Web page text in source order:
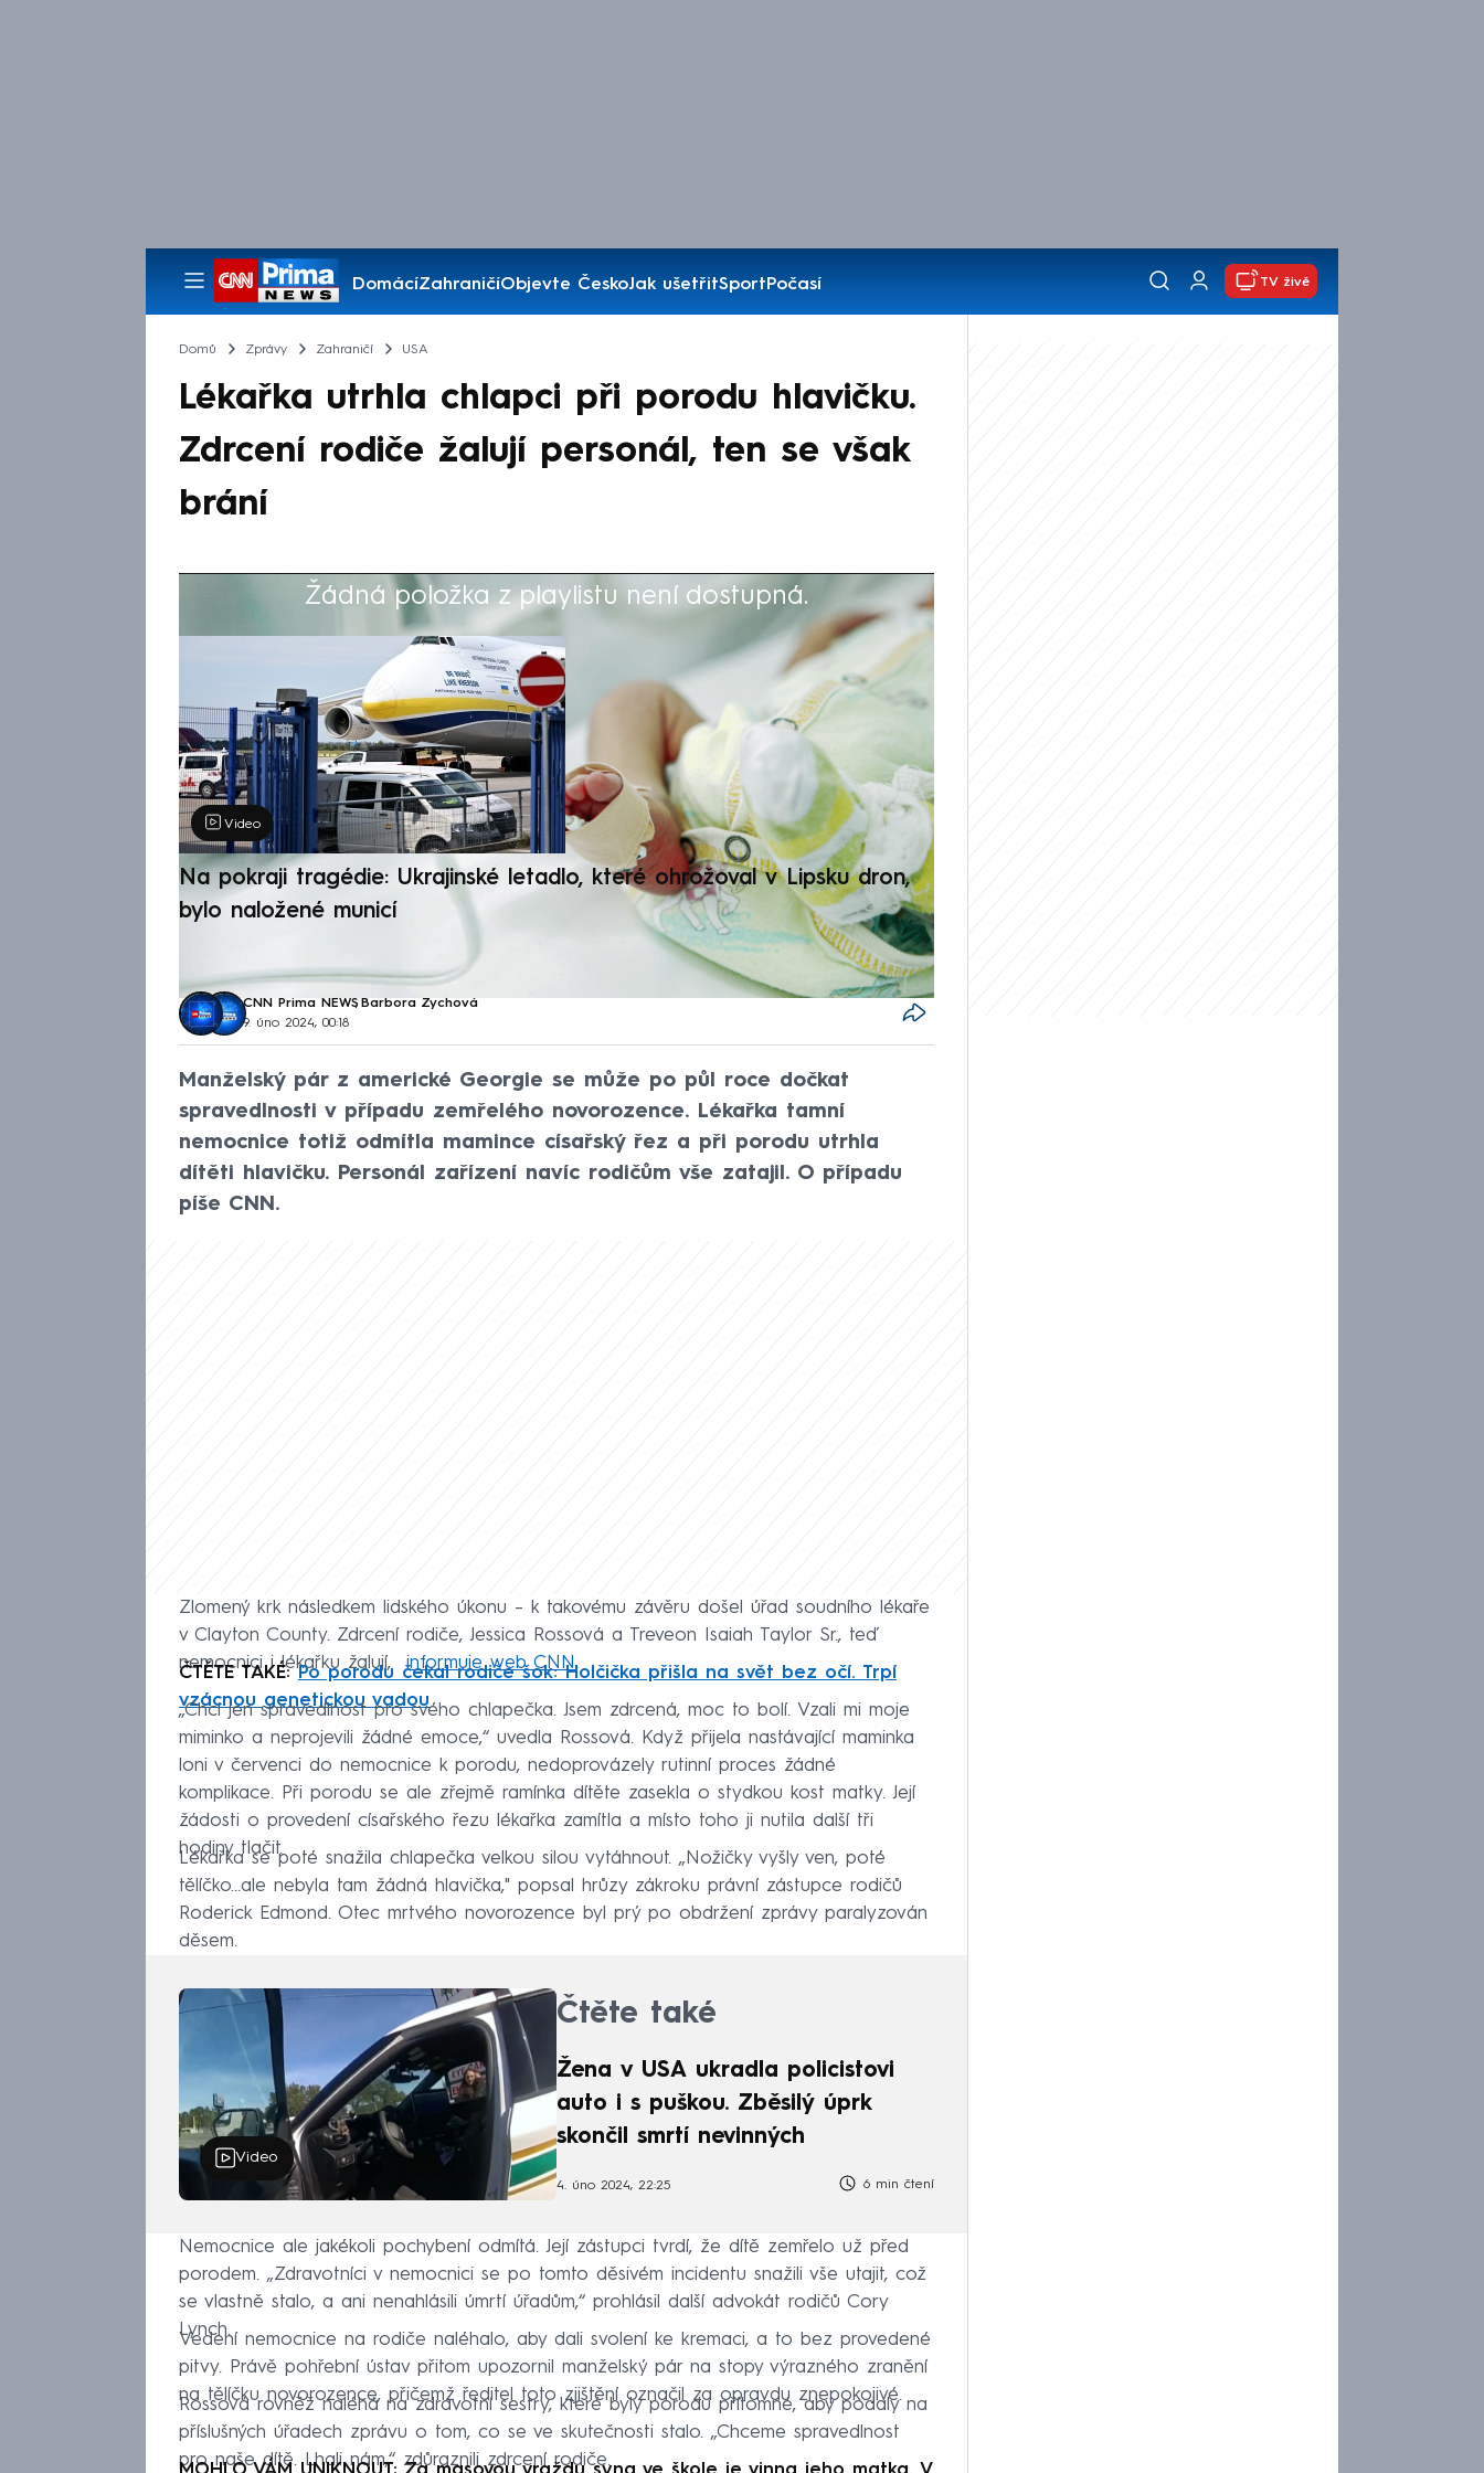
DomácíZahraničíObjevte ČeskoJak ušetřitSportPočasí
Pořady
TV živě
Domů Zprávy Zahraničí USA
Lékařka utrhla chlapci při porodu hlavičku.
Zdrcení rodiče žalují personál, ten se však
brání
Žádná položka z playlistu není dostupná.
Výběr redakce
Video
Na pokraji tragédie: Ukrajinské letadlo, které ohrožoval v Lipsku dron,
bylo naložené municí
CNN Prima NEWS, Barbora Zychová
9. úno 2024, 00:18
Manželský pár z americké Georgie se může po půl roce dočkat
spravedlnosti v případu zemřelého novorozence. Lékařka tamní
nemocnice totiž odmítla mamince císařský řez a při porodu utrhla
dítěti hlavičku. Personál zařízení navíc rodičům vše zatajil. O případu
píše CNN.
Zlomený krk následkem lidského úkonu – k takovému závěru došel úřad soudního lékaře
v Clayton County. Zdrcení rodiče, Jessica Rossová a Treveon Isaiah Taylor Sr., teď
nemocnici i lékařku žalují,informuje web CNN.
ČTĚTE TAKÉ:Po porodu čekal rodiče šok: Holčička přišla na svět bez očí. Trpí
vzácnou genetickou vadou
„Chci jen spravedlnost pro svého chlapečka. Jsem zdrcená, moc to bolí. Vzali mi moje
miminko a neprojevili žádné emoce,“ uvedla Rossová. Když přijela nastávající maminka
loni v červenci do nemocnice k porodu, nedoprovázely rutinní proces žádné
komplikace. Při porodu se ale zřejmě ramínka dítěte zasekla o stydkou kost matky. Její
žádosti o provedení císařského řezu lékařka zamítla a místo toho ji nutila další tři
hodiny tlačit.
Lékařka se poté snažila chlapečka velkou silou vytáhnout. „Nožičky vyšly ven, poté
tělíčko…ale nebyla tam žádná hlavička," popsal hrůzy zákroku právní zástupce rodičů
Roderick Edmond. Otec mrtvého novorozence byl prý po obdržení zprávy paralyzován
děsem.
Video
Čtěte také
Žena v USA ukradla policistovi
auto i s puškou. Zběsilý úprk
skončil smrtí nevinných
4. úno 2024, 22:25 6 min čtení
Nemocnice ale jakékoli pochybení odmítá. Její zástupci tvrdí, že dítě zemřelo už před
porodem. „Zdravotníci v nemocnici se po tomto děsivém incidentu snažili vše utajit, což
se vlastně stalo, a ani nenahlásili úmrtí úřadům,“ prohlásil další advokát rodičů Cory
Lynch.
Vedení nemocnice na rodiče naléhalo, aby dali svolení ke kremaci, a to bez provedené
pitvy. Právě pohřební ústav přitom upozornil manželský pár na stopy výrazného zranění
na tělíčku novorozence, přičemž ředitel toto zjištění označil za opravdu znepokojivé.
Rossová rovněž naléhá na zdravotní sestry, které byly porodu přítomné, aby podaly na
příslušných úřadech zprávu o tom, co se ve skutečnosti stalo. „Chceme spravedlnost
pro naše dítě. Lhali nám,“ zdůraznili zdrcení rodiče.